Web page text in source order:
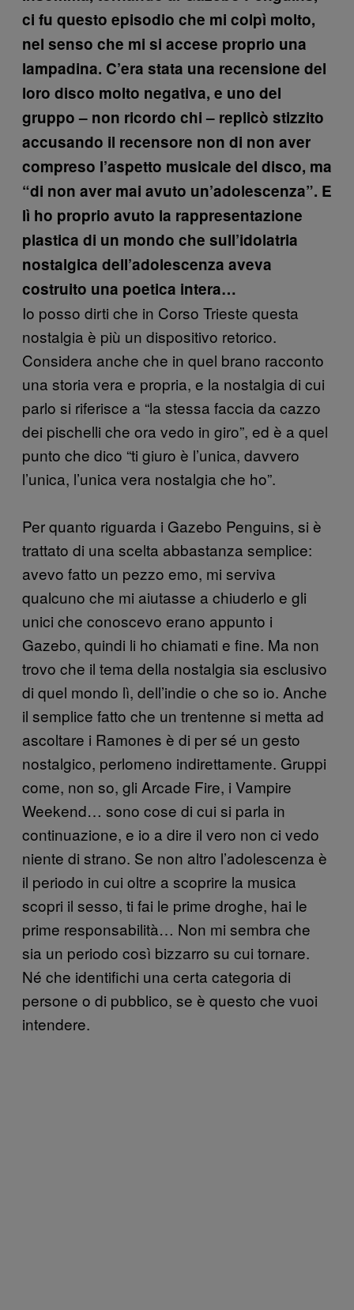
ci fu questo episodio che mi colpì molto,
nel senso che mi si accese proprio una
lampadina. C’era stata una recensione del
loro disco molto negativa, e uno del
gruppo – non ricordo chi – replicò stizzito
accusando il recensore non di non aver
compreso l’aspetto musicale del disco, ma
“di non aver mai avuto un’adolescenza”. E
lì ho proprio avuto la rappresentazione
plastica di un mondo che sull’idolatria
nostalgica dell’adolescenza aveva
costruito una poetica intera…
Io posso dirti che in Corso Trieste questa
nostalgia è più un dispositivo retorico.
Considera anche che in quel brano racconto
una storia vera e propria, e la nostalgia di cui
parlo si riferisce a “la stessa faccia da cazzo
dei pischelli che ora vedo in giro”, ed è a quel
punto che dico “ti giuro è l’unica, davvero
l’unica, l’unica vera nostalgia che ho”.
Per quanto riguarda i Gazebo Penguins, si è
trattato di una scelta abbastanza semplice:
avevo fatto un pezzo emo, mi serviva
qualcuno che mi aiutasse a chiuderlo e gli
unici che conoscevo erano appunto i
Gazebo, quindi li ho chiamati e fine. Ma non
trovo che il tema della nostalgia sia esclusivo
di quel mondo lì, dell’indie o che so io. Anche
il semplice fatto che un trentenne si metta ad
ascoltare i Ramones è di per sé un gesto
nostalgico, perlomeno indirettamente. Gruppi
come, non so, gli Arcade Fire, i Vampire
Weekend… sono cose di cui si parla in
continuazione, e io a dire il vero non ci vedo
niente di strano. Se non altro l’adolescenza è
il periodo in cui oltre a scoprire la musica
scopri il sesso, ti fai le prime droghe, hai le
prime responsabilità… Non mi sembra che
sia un periodo così bizzarro su cui tornare.
Né che identifichi una certa categoria di
persone o di pubblico, se è questo che vuoi
intendere.